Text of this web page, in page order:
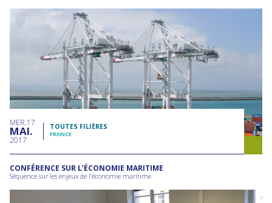
MER 17
MAI
2017
TOUTES FILIÈRES
FRANCE
CONFÉRENCE SUR L’ÉCONOMIE MARITIME
Séquence sur les enjeux de l’économie maritime